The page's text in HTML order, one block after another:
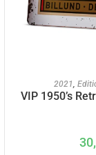
2021,
VIP 1950’s